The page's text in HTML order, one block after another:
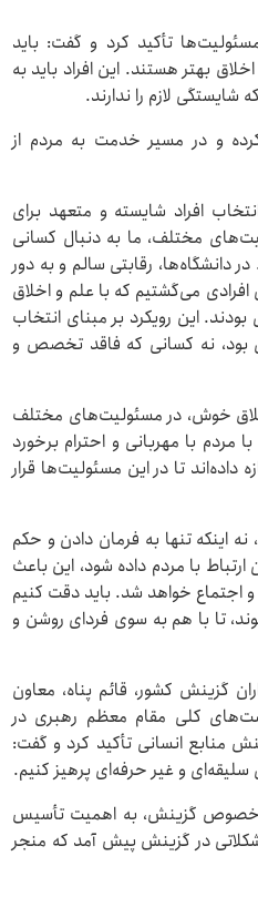
تأکید کرد و گفت: باید
بهتر هستند. این افراد باید به
لازم را ندارند.
و در مسیر خدمت به مردم از
افراد شایسته و متعهد برای
مختلف، ما به دنبال کسانی
دانشگاه‌ها، رقابتی سالم و به دور
می‌گشتیم که با علم و اخلاق
این رویکرد بر مبنای انتخاب
بود، نه کسانی که فاقد تخصص و
اخلاق خوش، در مسئولیت‌های مختلف
مردم با مهربانی و احترام برخورد
تا در این مسئولیت‌ها قرار
اینکه تنها به فرمان دادن و حکم
با مردم داده شود، این باعث
خواهد شد. باید دقت کنیم
تا با هم به سوی فردای روشن و
گزینش کشور، قائم پناه، معاون
کلی مقام معظم رهبری در
گزینش منابع انسانی تأکید کرد و گفت:
و غیر حرفه‌ای پرهیز کنیم.
خصوص گزینش، به اهمیت تأسیس
در آن زمان مشکلاتی در گزینش پیش آمد که منجر